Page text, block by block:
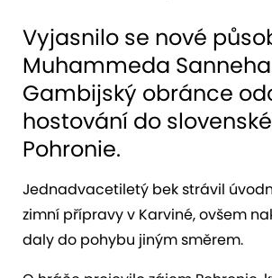
Vyjasnilo se nové
Muhammeda
Gambijský obránce
hostování do
Pohronie.
Jednadvacetiletý bek strávil
zimní přípravy v Karviné, ovšem
daly do pohybu jiným směrem.